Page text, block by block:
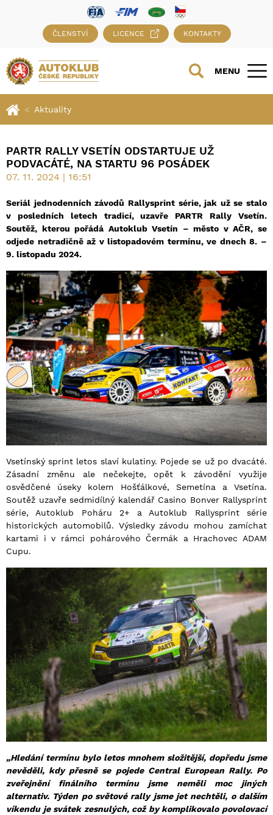
ČLENSTVÍ LICENCE KONTAKTY
MENU
Aktuality
PARTR RALLY VSETÍN ODSTARTUJE UŽ
PODVACÁTÉ, NA STARTU 96 POSÁDEK
07. 11. 2024 | 16:51
Seriál jednodenních závodů Rallysprint série, jak už se stalo
v posledních letech tradicí, uzavře PARTR Rally Vsetín.
Soutěž, kterou pořádá Autoklub Vsetín – město v AČR, se
odjede netradičně až v listopadovém termínu, ve dnech 8. –
9. listopadu 2024.
Vsetínský sprint letos slaví kulatiny. Pojede se už po dvacáté.
Zásadní změnu ale nečekejte, opět k závodění využije
osvědčené úseky kolem Hošťálkové, Semetína a Vsetína.
Soutěž uzavře sedmidílný kalendář Casino Bonver Rallysprint
série, Autoklub Poháru 2+ a Autoklub Rallysprint série
historických automobilů. Výsledky závodu mohou zamíchat
kartami i v rámci pohárového Čermák a Hrachovec ADAM
Cupu.
„Hledání termínu bylo letos mnohem složitější, dopředu jsme
nevěděli, kdy přesně se pojede Central European Rally. Po
zveřejnění finálního termínu jsme neměli moc jiných
alternativ. Týden po světové rally jsme jet nechtěli, o dalším
víkendu je svátek zesnulých, což by komplikovalo povolovací